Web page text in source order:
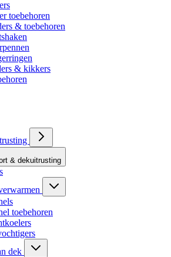
toebehoren
& toebehoren
& kikkers
& dekuitrusting
toebehoren
dek